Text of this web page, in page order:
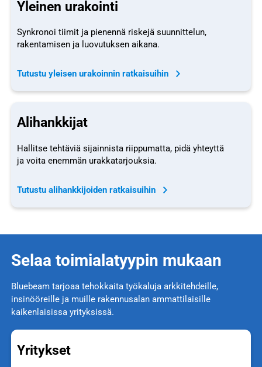
Yleinen urakointi
Synkronoi tiimit ja pienennä riskejä suunnittelun,
rakentamisen ja luovutuksen aikana.
Tutustu yleisen urakoinnin ratkaisuihin
Alihankkijat
Hallitse tehtäviä sijainnista riippumatta, pidä yhteyttä
ja voita enemmän urakkatarjouksia.
Tutustu alihankkijoiden ratkaisuihin
Selaa toimialatyypin mukaan
Bluebeam tarjoaa tehokkaita työkaluja arkkitehdeille,
insinööreille ja muille rakennusalan ammattilaisille
kaikenlaisissa yrityksissä.
Yritykset